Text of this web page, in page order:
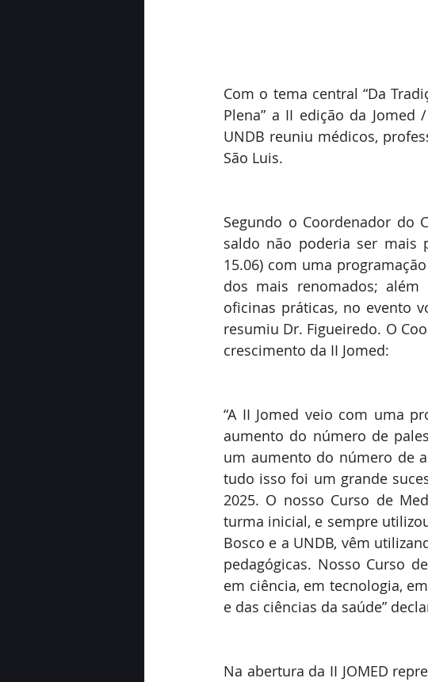
Com o tema central “Da
Plena” a II edição da
UNDB reuniu médicos,
São Luis.
Segundo o Coordenador do
saldo não poderia ser mais
15.06) com uma
dos mais renomados; além
oficinas práticas, no evento
resumiu Dr. Figueiredo. O
crescimento da II Jomed:
“A II Jomed veio com uma
aumento do número de
um aumento do número de
tudo isso foi um grande
2025. O nosso Curso de
turma inicial, e sempre
Bosco e a UNDB, vêm
pedagógicas. Nosso Curso
em ciência, em tecnologia,
e das ciências da saúde”
Na abertura da II JOMED